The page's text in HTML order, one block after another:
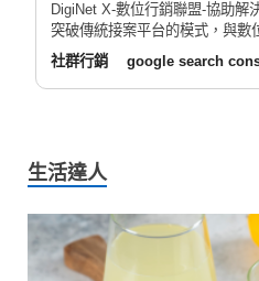
DigiNet X-數位行銷聯盟-協助解
突破傳統接案平台的模式，與數
社群行銷
google search
生活達人